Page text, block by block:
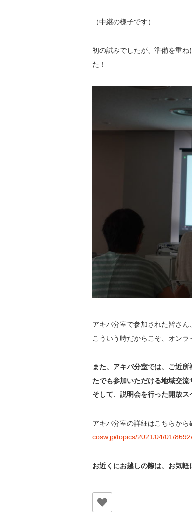
（中継の様子です）
初の試みでしたが、準備を重
た！
アキバ分室で参加された皆さん
こういう時だからこそ、オン
また、アキバ分室では、ご近所
たでも参加いただける地域交流
そして、説明会を行った開放
アキバ分室の詳細はこちらか
cosw.jp/topics/2021/04/01/8692/
お近くにお越しの際は、お気